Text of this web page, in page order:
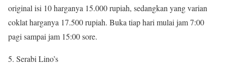
original isi 10 harganya 15.000 rupiah, sedangkan yang varian
coklat harganya 17.500 rupiah. Buka tiap hari mulai jam 7:00
pagi sampai jam 15:00 sore.
5. Serabi Lino’s